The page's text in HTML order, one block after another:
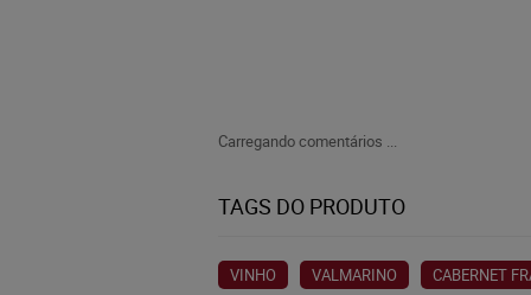
Carregando comentários ...
TAGS DO PRODUTO
VINHO VALMARINO CABERNET